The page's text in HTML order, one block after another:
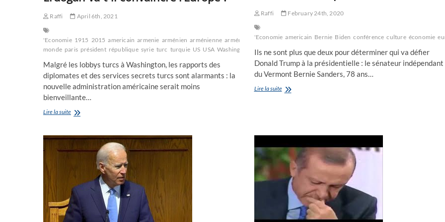
Raffi April 6th, 2021
'Economie 1915 2015 americain armenie arménien arménienne arméniens Biden commémoration conférence culture économie élections
monde paris président république syrie turc turquie US USA Washington
Malgré les lobbys turcs à Washington, les rapports des
diplomates et des services secrets turcs sont alarmants : la
nouvelle administration américaine serait moins
bienveillante…
Lire la suiteA
son
t-
il
convaincre
l’Europe
Raffi February 24th, 2020
'Economie americain Bernie Biden conférence culture économie
Ils ne sont plus que deux pour déterminer qui va défier
Donald Trump à la présidentielle : le sénateur indépendant
du Vermont Bernie Sanders, 78 ans…
Lire la suiteJoe
du
parti
démocrate